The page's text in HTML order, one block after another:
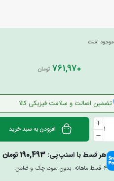
موجود است
761,970 تومان
تضمین اصالت و سلامت فیزیکی کالا
افزودن به سبد خرید
هر قسط با اسنپ‌پی: 190,493تومان
۴ قسط ماهانه. بدون سود، چک و ضامن.